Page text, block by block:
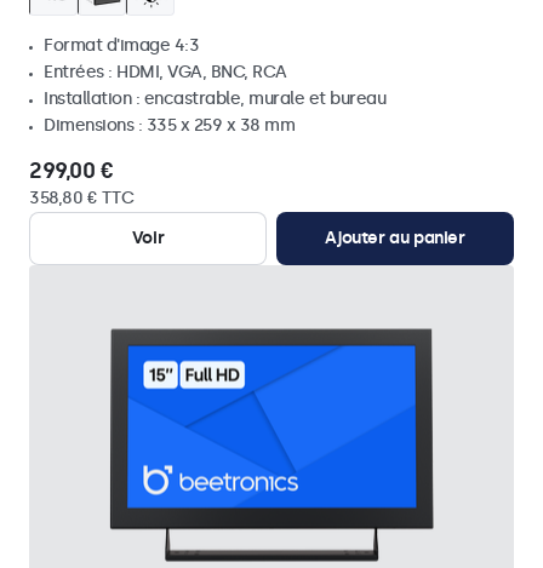
Format d'image 4:3
Entrées : HDMI, VGA, BNC, RCA
Installation : encastrable, murale et bureau
Dimensions : 335 x 259 x 38 mm
299,00 €
358,80 € TTC
Voir
Ajouter au panier